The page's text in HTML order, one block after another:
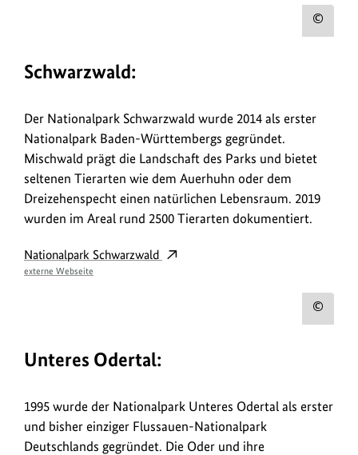
Schwarzwald:
Der Nationalpark Schwarzwald wurde 2014 als erster
Nationalpark Baden-Württembergs gegründet.
Mischwald prägt die Landschaft des Parks und bietet
seltenen Tierarten wie dem Auerhuhn oder dem
Dreizehenspecht einen natürlichen Lebensraum. 2019
wurden im Areal rund 2500 Tierarten dokumentiert.
Nationalpark Schwarzwald
externe Webseite
Unteres Odertal:
1995 wurde der Nationalpark Unteres Odertal als erster
und bisher einziger Flussauen-Nationalpark
Deutschlands gegründet. Die Oder und ihre